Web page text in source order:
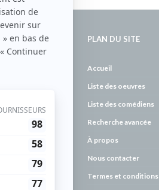
de
PLAN DU SITE
Accueil
Liste des oeuvres
Liste des comédiens
Recherche avancée
À propos
Nous contacter
Termes et conditions